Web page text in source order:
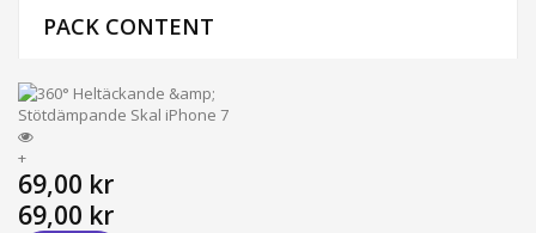
PACK CONTENT
+
69,00 kr
69,00 kr